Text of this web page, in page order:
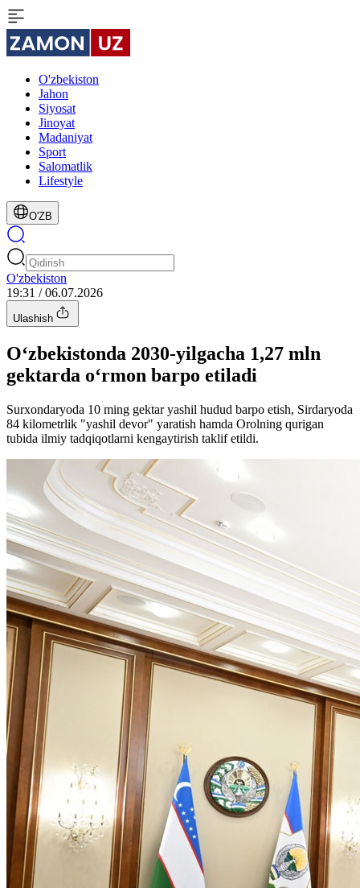
O'zbekiston
Jahon
Siyosat
Jinoyat
Madaniyat
Sport
Salomatlik
Lifestyle
O'ZB
O'zbekiston
19:31 / 06.07.2026
Ulashish
O‘zbekistonda 2030-yilgacha 1,27 mln
gektarda o‘rmon barpo etiladi
Surxondaryoda 10 ming gektar yashil hudud barpo etish, Sirdaryoda
84 kilometrlik "yashil devor" yaratish hamda Orolning qurigan
tubida ilmiy tadqiqotlarni kengaytirish taklif etildi.